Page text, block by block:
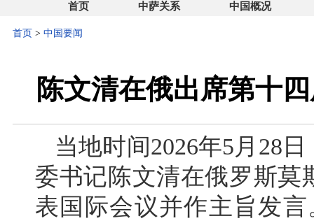
首页 中萨关系 中国概况
首页 > 中国要闻
陈文清在俄出席第十
当地时间2026年5月28
委书记陈文清在俄罗斯莫
表国际会议并作主旨发